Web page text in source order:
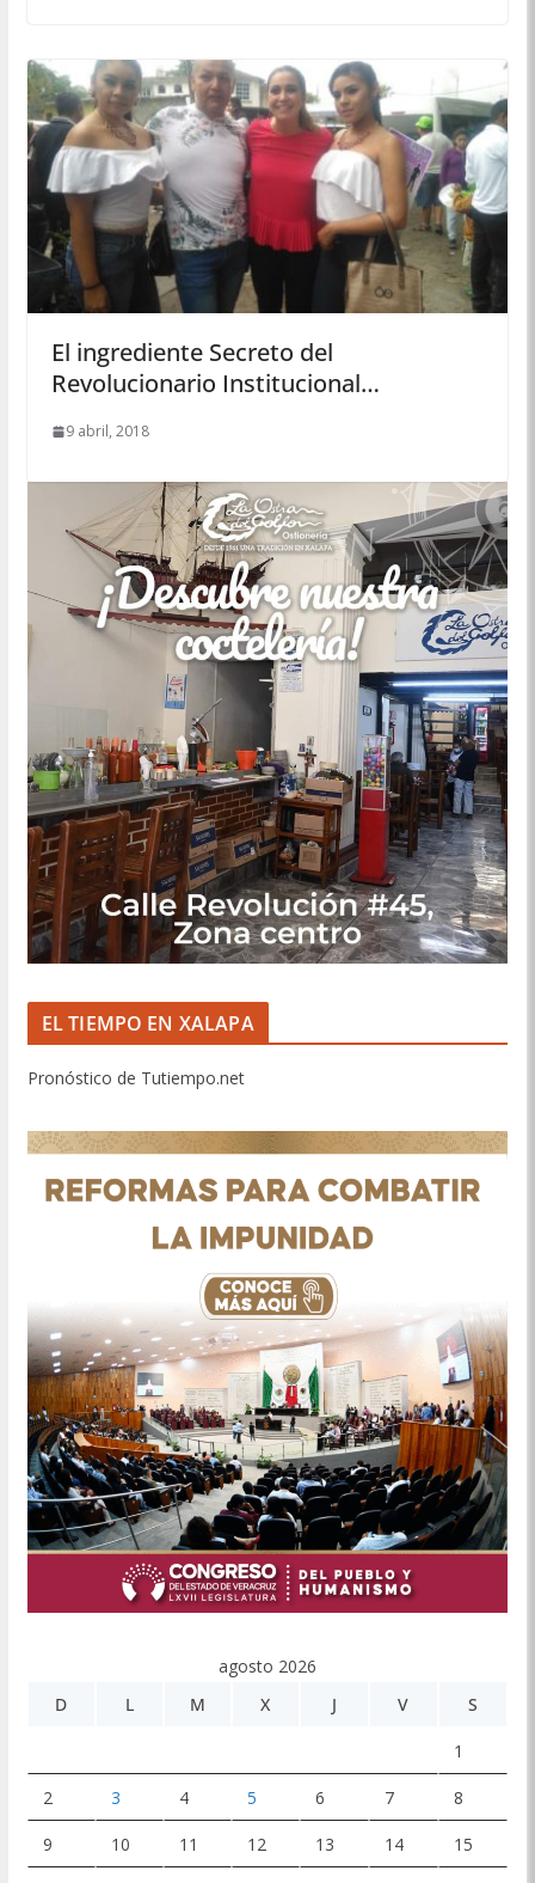
El ingrediente Secreto del
Revolucionario Institucional…
9 abril, 2018
EL TIEMPO EN XALAPA
Pronóstico de Tutiempo.net
agosto 2026
D
L M X J V S
1
2 3 4 5 6 7 8
9 10 11 12 13 14 15